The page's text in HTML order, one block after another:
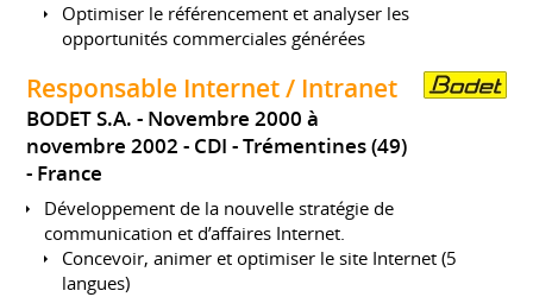
Optimiser le référencement et analyser les
opportunités commerciales générées
Responsable Internet / Intranet
BODET S.A.
Novembre 2000 à
novembre 2002 CDI
Trémentines (49)
France
Développement de la nouvelle stratégie de
communication et d’affaires Internet.
Concevoir, animer et optimiser le site Internet (5
langues)